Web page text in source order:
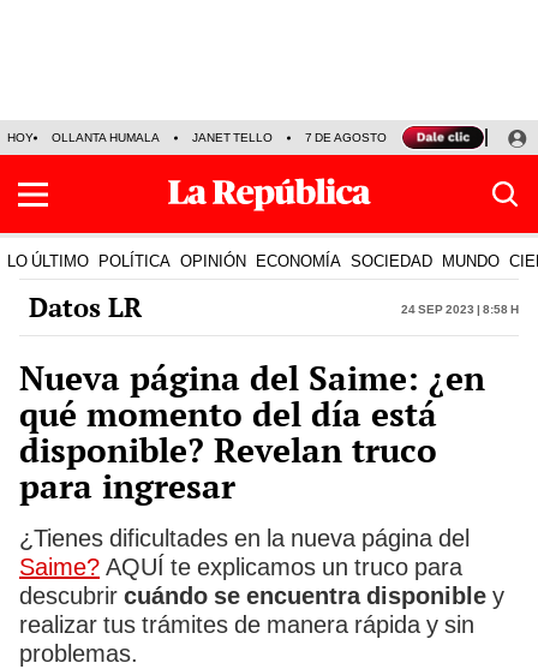
HOY OLLANTA HUMALA JANET TELLO 7 DE AGOSTO TINKA RESULTADOS
LO ÚLTIMO POLÍTICA OPINIÓN ECONOMÍA SOCIEDAD MUNDO
Datos LR 24 Sep 2023 | 8:58 h
Nueva página del Saime: ¿en
qué momento del día está
disponible? Revelan truco
para ingresar
¿Tienes dificultades en la nueva página del
Saime? AQUÍ te explicamos un truco para
descubrir cuándo se encuentra disponible y
realizar tus trámites de manera rápida y sin
problemas.